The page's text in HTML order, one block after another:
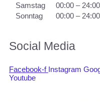
Samstag
00:00 –
Sonntag
00:00 –
Social Media
Facebook-f Instagram
Youtube